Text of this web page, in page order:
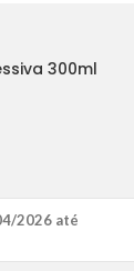
300ml
2026 até